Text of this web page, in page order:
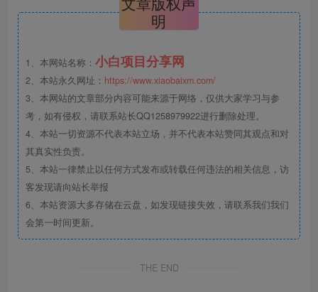
明
1、本网站名称： 小白项目分享网
2、本站永久网址： https://www.xiaobaixm.com/
3、本网站的文章部分内容可能来源于网络，仅供大家学习与参
考，如有侵权，请联系站长QQ1258979922进行删除处理。
4、本站一切资源不代表本站立场，并不代表本站赞同其观点和对
其真实性负责。
5、本站一律禁止以任何方式发布或转载任何违法的相关信息，访
客发现请向站长举报
6、本站资源大多存储在云盘，如发现链接失效，请联系我们我们
会第一时间更新。
THE END